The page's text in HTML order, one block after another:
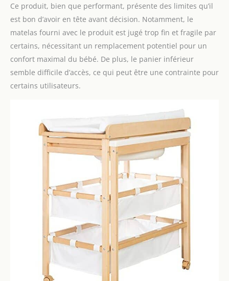
Ce produit, bien que performant, présente des limites qu’il
est bon d’avoir en tête avant décision. Notamment, le
matelas fourni avec le produit est jugé trop fin et fragile par
certains, nécessitant un remplacement potentiel pour un
confort maximal du bébé. De plus, le panier inférieur
semble difficile d’accès, ce qui peut être une contrainte pour
certains utilisateurs.